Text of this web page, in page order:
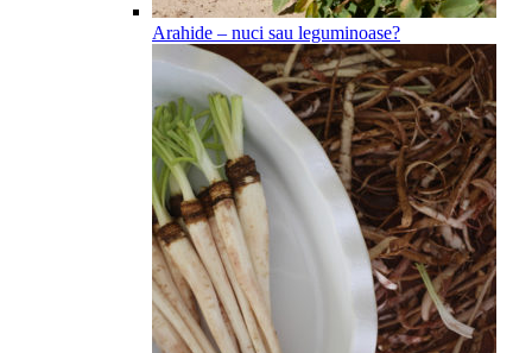
Arahide – nuci sau leguminoase?